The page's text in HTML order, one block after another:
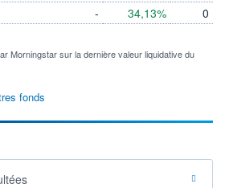
-
34,13%
0
Morningstar sur la dernière valeur liquidative du
fonds